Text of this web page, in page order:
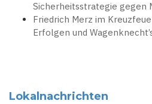
Sicherheitsstrategie gegen
Friedrich Merz im
Erfolgen und
Lokalnachrichten